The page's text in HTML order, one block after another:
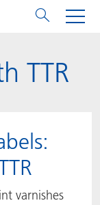
TTR​
varnishes